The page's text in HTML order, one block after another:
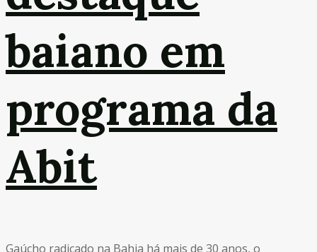
baiano em
programa da
Abit
Gaúcho radicado na Bahia há mais de 30 anos, o